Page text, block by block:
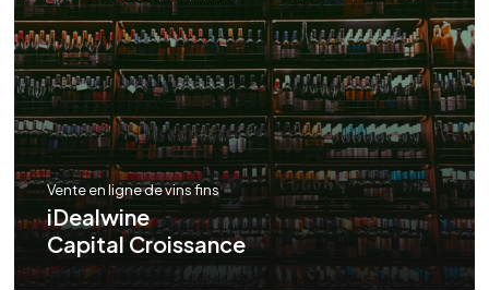
Vente en ligne de vins fins
iDealwine
Capital Croissance